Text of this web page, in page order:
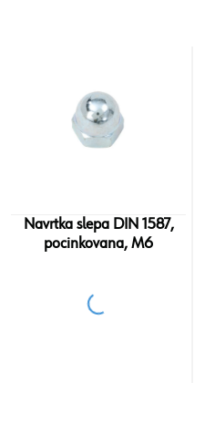
Navrtka slepa DIN 1587,
pocinkovana, M6